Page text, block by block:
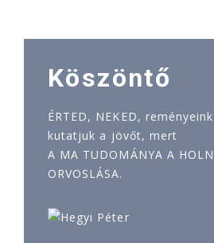
Köszöntő
ÉRTED, NEKED,
kutatjuk a jövőt, mert
A MA TUDOMÁNYA A
ORVOSLÁSA.